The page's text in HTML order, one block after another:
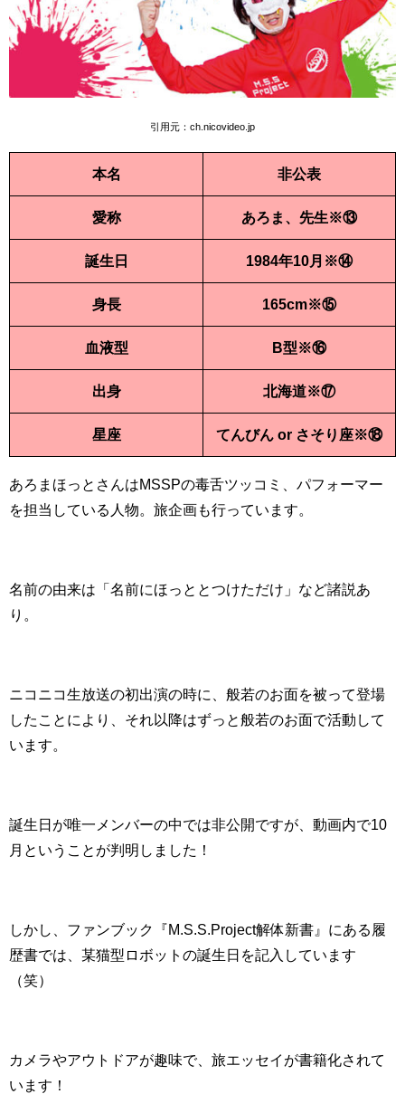
引用元： ch.nicovideo.jp
本名 非公表
愛称 あろま、先生※⑬
誕生日 1984年10月※⑭
身長 165cm※⑮
血液型 B型※⑯
出身 北海道※⑰
星座 てんびん or さそり座※⑱
あろまほっとさんはMSSPの毒舌ツッコミ、パフォーマー
を担当している人物。旅企画も行っています。
名前の由来は「名前にほっととつけただけ」など諸説あ
り。
ニコニコ生放送の初出演の時に、般若のお面を被って登場
したことにより、それ以降はずっと般若のお面で活動して
います。
誕生日が唯一メンバーの中では非公開ですが、動画内で10
月ということが判明しました！
しかし、ファンブック『M.S.S.Project解体新書 』にある履
歴書では、某猫型ロボットの誕生日を記入しています
（笑）
カメラやアウトドアが趣味で、旅エッセイが書籍化されて
います！